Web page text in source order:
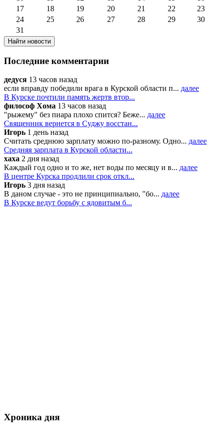
17
18 19 20 21 22
23
24
25 26 27 28 29
30
31
Последние комментарии
дедуся 13 часов назад
если вправду победили врага в Курской области п... далее
В Курске почтили память жертв втор...
философ Хома 13 часов назад
"рыжему" без пиара плохо спится? Беже... далее
Священник вернется в Суджу восстан...
Игорь 1 день назад
Считать среднюю зарплату можно по-разному. Одно... далее
Средняя зарплата в Курской области...
хаха 2 дня назад
Каждый год одно и то же, нет воды по месяцу и в... далее
В центре Курска продлили срок откл...
Игорь 3 дня назад
В даном случае - это не принципиально, "бо... далее
В Курске ведут борьбу с ядовитым б...
Хроника дня